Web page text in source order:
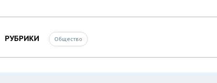
РУБРИКИ Общество